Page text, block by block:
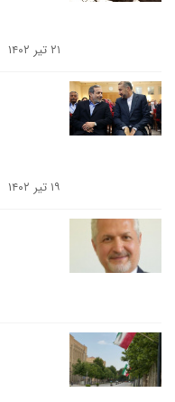
۲۱ تیر ۱۴۰۲
۱۹ تیر ۱۴۰۲